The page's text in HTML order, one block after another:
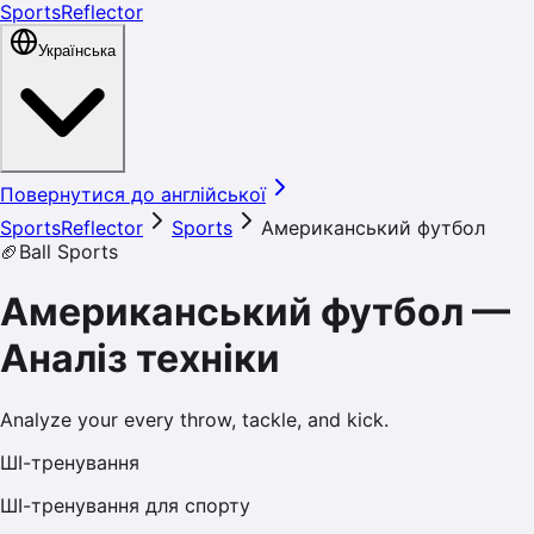
SportsReflector
Українська
Повернутися до англійської
SportsReflector
Sports
Американський футбол
🏈 Ball Sports
Американський футбол —
Аналіз техніки
Analyze your every throw, tackle, and kick.
ШІ-тренування
ШІ-тренування для спорту